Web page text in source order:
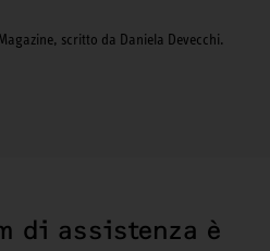
scritto da Daniela Devecchi.
di assistenza è